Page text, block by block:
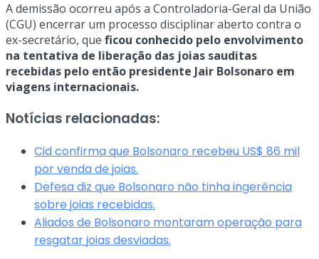
A demissão ocorreu após a Controladoria-Geral da União
(CGU) encerrar um processo disciplinar aberto contra o
ex-secretário, que ficou conhecido pelo envolvimento
na tentativa de liberação das joias sauditas
recebidas pelo então presidente Jair Bolsonaro em
viagens internacionais.
Notícias relacionadas:
Cid confirma que Bolsonaro recebeu US$ 86 mil
por venda de joias.
Defesa diz que Bolsonaro não tinha ingerência
sobre joias recebidas.
Aliados de Bolsonaro montaram operação para
resgatar joias desviadas.